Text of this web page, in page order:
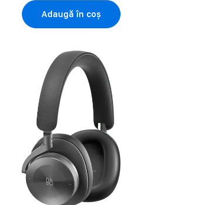
Adaugă în coș